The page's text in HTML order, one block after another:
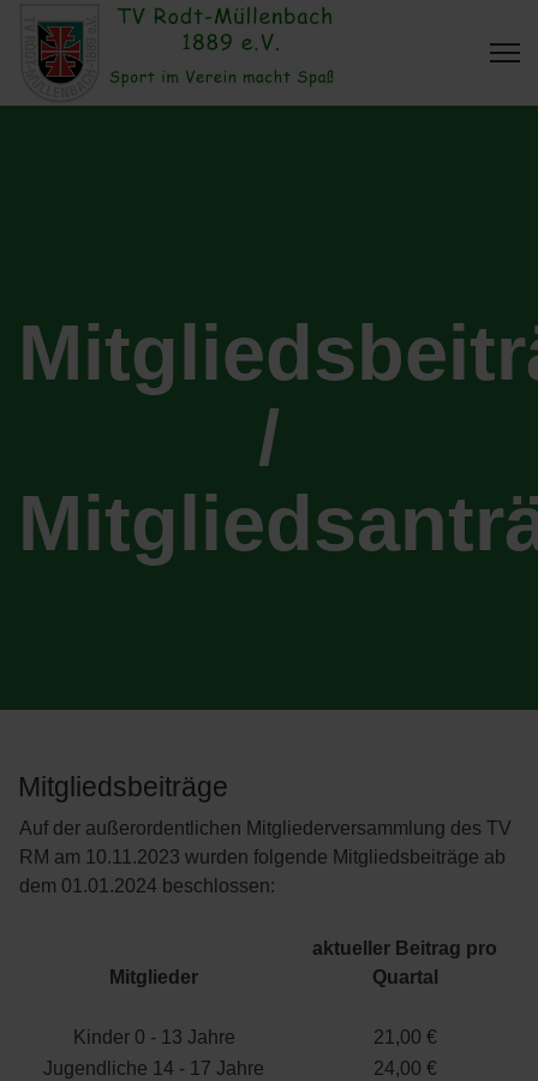
/
Mitgliedsbeiträge
Auf der außerordentlichen Mitgliederversammlung des TV
RM am 10.11.2023 wurden folgende Mitgliedsbeiträge ab
dem 01.01.2024 beschlossen:
Mitglieder
aktueller Beitrag pro
Quartal
Kinder 0 - 13 Jahre
21,00 €
Jugendliche 14 - 17 Jahre
24,00 €